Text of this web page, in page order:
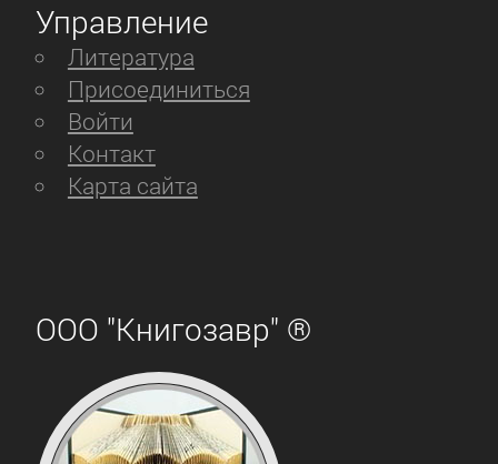
Управление
Литература
Присоединиться
Войти
Контакт
Карта сайта
ООО "Книгозавр" ®